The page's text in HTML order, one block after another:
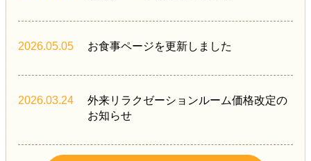
2026.05.05 お食事ページを更新しました
2026.03.24
外来リラクゼーションルーム価格改定の
お知らせ